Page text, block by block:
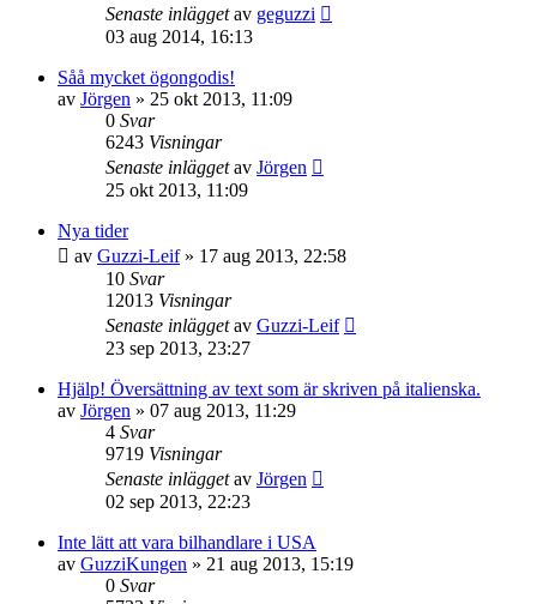
Senaste inläggetav geguzzi
03 aug 2014, 16:13
Såå mycket ögongodis!
av Jörgen » 25 okt 2013, 11:09
0 Svar
6243 Visningar
Senaste inläggetav Jörgen
25 okt 2013, 11:09
Nya tider
av Guzzi-Leif» 17 aug 2013, 22:58
10 Svar
12013 Visningar
Senaste inläggetav Guzzi-Leif
23 sep 2013, 23:27
Hjälp! Översättning av text som är skriven på italienska.
av Jörgen » 07 aug 2013, 11:29
4 Svar
9719 Visningar
Senaste inläggetav Jörgen
02 sep 2013, 22:23
Inte lätt att vara bilhandlare i USA
av GuzziKungen » 21 aug 2013, 15:19
0 Svar